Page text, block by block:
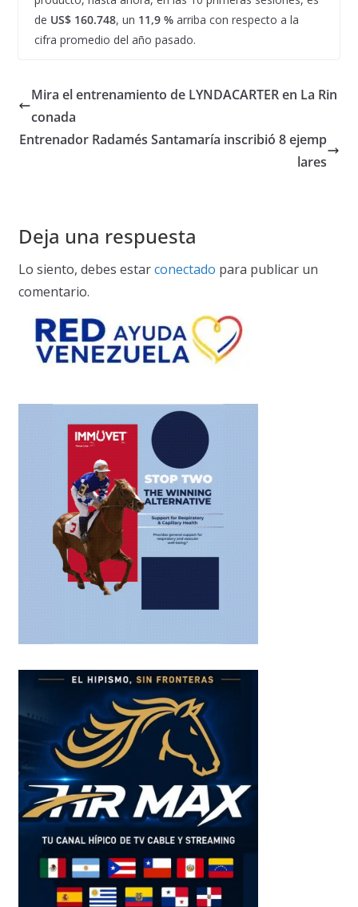
de US$ 160.748, un 11,9 % arriba con respecto a la
cifra promedio del año pasado.
Mira el entrenamiento de LYNDACARTER en La Rin
conada
Entrenador Radamés Santamaría inscribió 8 ejemp
lares
Deja una respuesta
Lo siento, debes estarconectado para publicar un
comentario.